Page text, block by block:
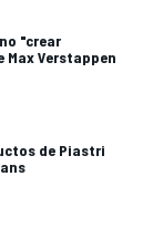
"crear
Verstappen
de Piastri